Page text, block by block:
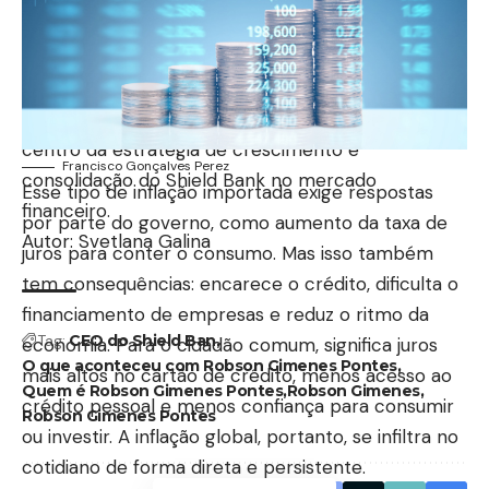
etapas garante a conformidade legal, a segurança
das operações e, principalmente, a confiança dos
usuários nos serviços oferecidos pelo Shield Bank.
Robson Gimenes coloca a proteção jurídica no
centro da estratégia de crescimento e
consolidação do Shield Bank no mercado
financeiro.
Autor: Svetlana Galina
Tag:CEO do Shield Ban
O que aconteceu com Robson Gimenes Pontes
Quem é Robson Gimenes PontesRobson Gimenes
Robson Gimenes Pontes
Francisco Gonçalves Perez
Esse tipo de inflação importada exige respostas
por parte do governo, como aumento da taxa de
juros para conter o consumo. Mas isso também
tem consequências: encarece o crédito, dificulta o
financiamento de empresas e reduz o ritmo da
economia. Para o cidadão comum, significa juros
mais altos no cartão de crédito, menos acesso ao
crédito pessoal e menos confiança para consumir
ou investir. A inflação global, portanto, se infiltra no
cotidiano de forma direta e persistente.